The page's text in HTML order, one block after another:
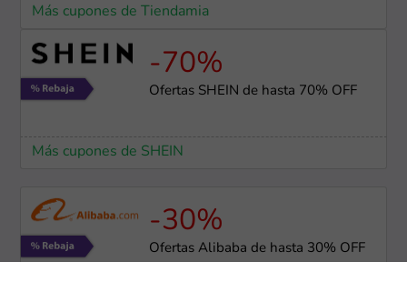
Más cupones de Tiendamia
-70%
Ofertas SHEIN de hasta 70% OFF
Más cupones de SHEIN
-30%
Ofertas Alibaba de hasta 30% OFF